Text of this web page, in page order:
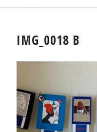
IMG_0018 B